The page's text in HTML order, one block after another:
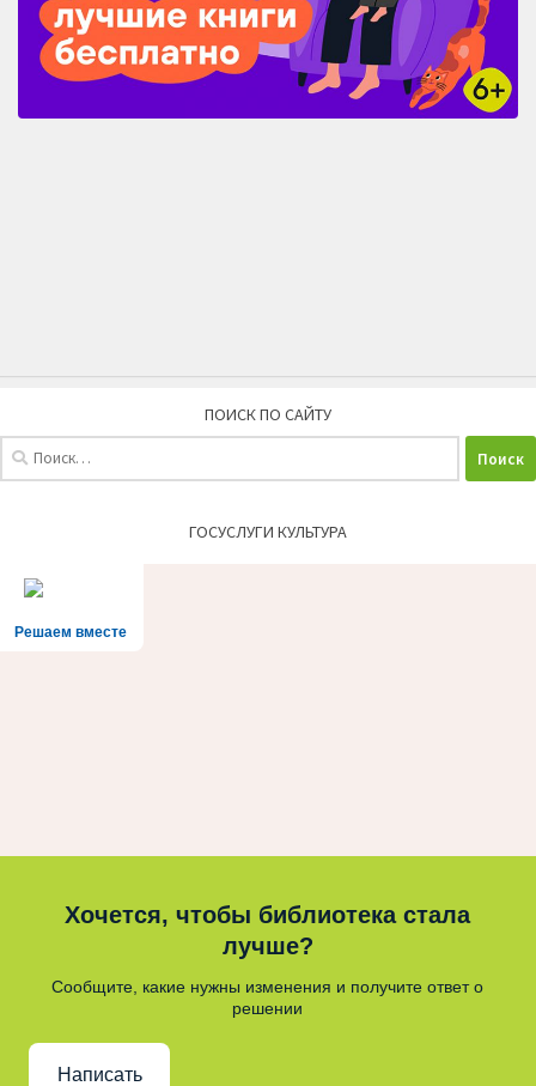
ПОИСК ПО САЙТУ
ГОСУСЛУГИ КУЛЬТУРА
Решаем вместе
Хочется, чтобы библиотека стала
лучше?
Сообщите, какие нужны изменения и получите ответ о
решении
Написать